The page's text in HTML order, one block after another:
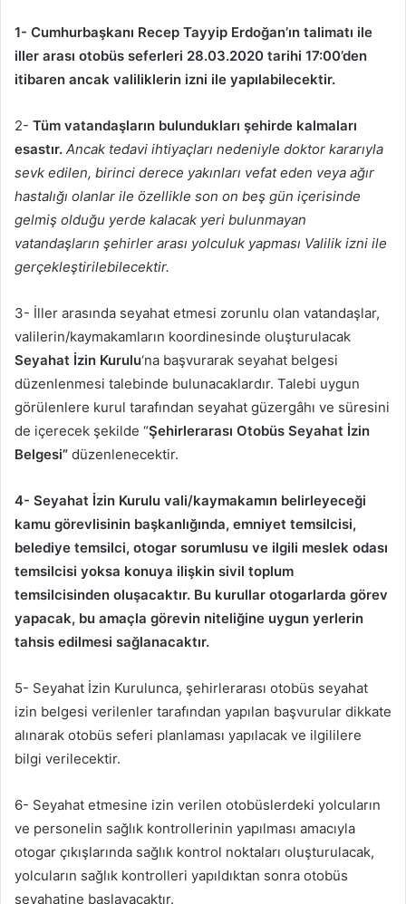
1- Cumhurbaşkanı Recep Tayyip Erdoğan’ın talimatı ile
iller arası otobüs seferleri 28.03.2020 tarihi 17:00’den
itibaren ancak valiliklerin izni ile yapılabilecektir.
2- Tüm vatandaşların bulundukları şehirde kalmaları
esastır. Ancak tedavi ihtiyaçları nedeniyle doktor kararıyla
sevk edilen, birinci derece yakınları vefat eden veya ağır
hastalığı olanlar ile özellikle son on beş gün içerisinde
gelmiş olduğu yerde kalacak yeri bulunmayan
vatandaşların şehirler arası yolculuk yapması Valilik izni ile
gerçekleştirilebilecektir.
3- İller arasında seyahat etmesi zorunlu olan vatandaşlar,
valilerin/kaymakamların koordinesinde oluşturulacak
Seyahat İzin Kurulu‘na başvurarak seyahat belgesi
düzenlenmesi talebinde bulunacaklardır. Talebi uygun
görülenlere kurul tarafından seyahat güzergâhı ve süresini
de içerecek şekilde “Şehirlerarası Otobüs Seyahat İzin
Belgesi” düzenlenecektir.
4- Seyahat İzin Kurulu vali/kaymakamın belirleyeceği
kamu görevlisinin başkanlığında, emniyet temsilcisi,
belediye temsilci, otogar sorumlusu ve ilgili meslek odası
temsilcisi yoksa konuya ilişkin sivil toplum
temsilcisinden oluşacaktır. Bu kurullar otogarlarda görev
yapacak, bu amaçla görevin niteliğine uygun yerlerin
tahsis edilmesi sağlanacaktır.
5- Seyahat İzin Kurulunca, şehirlerarası otobüs seyahat
izin belgesi verilenler tarafından yapılan başvurular dikkate
alınarak otobüs seferi planlaması yapılacak ve ilgililere
bilgi verilecektir.
6- Seyahat etmesine izin verilen otobüslerdeki yolcuların
ve personelin sağlık kontrollerinin yapılması amacıyla
otogar çıkışlarında sağlık kontrol noktaları oluşturulacak,
yolcuların sağlık kontrolleri yapıldıktan sonra otobüs
seyahatine başlayacaktır.